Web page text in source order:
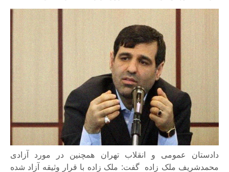
دادستان عمومی و انقلاب تهران همچنین در مورد آزادی
محمدشریف ملک زاده گفت: ملک زاده با قرار وثیقه آزاد شده